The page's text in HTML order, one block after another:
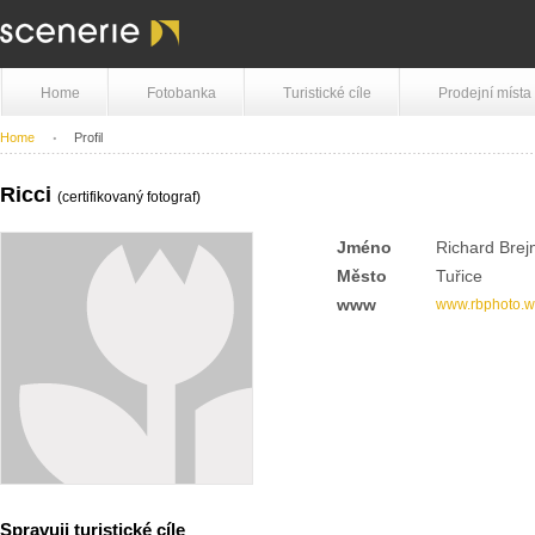
Home Fotobanka Turistické cíle Prodejní místa
Home Profil
Ricci (certifikovaný fotograf)
Jméno
Richard
Město
Tuřice
www
Spravuji turistické cíle